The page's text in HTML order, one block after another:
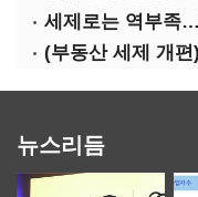
세제로는 역부족
뉴스리듬